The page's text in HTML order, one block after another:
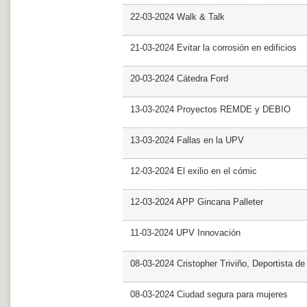
22-03-2024 Walk & Talk
21-03-2024 Evitar la corrosión en edificios
20-03-2024 Cátedra Ford
13-03-2024 Proyectos REMDE y DEBIO
13-03-2024 Fallas en la UPV
12-03-2024 El exilio en el cómic
12-03-2024 APP Gincana Palleter
11-03-2024 UPV Innovación
08-03-2024 Cristopher Triviño, Deportista
08-03-2024 Ciudad segura para mujeres